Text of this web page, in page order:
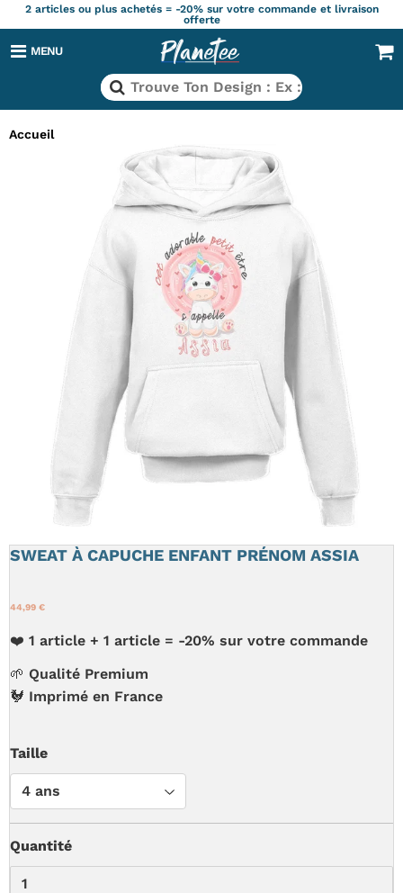
2 articles ou plus achetés = -20% sur votre commande et livraison
offerte
MENU
Accueil
SWEAT À CAPUCHE ENFANT PRÉNOM ASSIA
44,99 €
❤️ 1 article + 1 article = -20% sur votre commande
🌱 Qualité Premium
🐓 Imprimé en France
Taille
Quantité